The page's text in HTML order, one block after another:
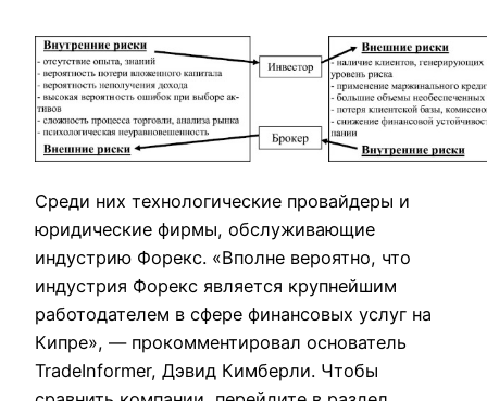
Среди них технологические провайдеры и
юридические фирмы, обслуживающие
индустрию Форекс. «Вполне вероятно, что
индустрия Форекс является крупнейшим
работодателем в сфере финансовых услуг на
Кипре», — прокомментировал основатель
TradeInformer, Дэвид Кимберли. Чтобы